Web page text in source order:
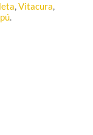
,Vitacura,
.